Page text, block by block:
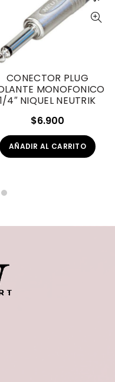
CONECTOR PLUG
MONOFONICO
1/4″ NIQUEL NEUTRIK
$6.900
AÑADIR AL CARRITO